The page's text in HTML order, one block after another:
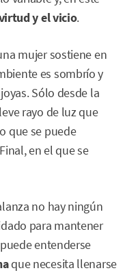
y el vicio.
mujer sostiene en
es sombrío y
Sólo desde la
rayo de luz que
que se puede
en el que se
no hay ningún
para mantener
entenderse
que necesita llenarse